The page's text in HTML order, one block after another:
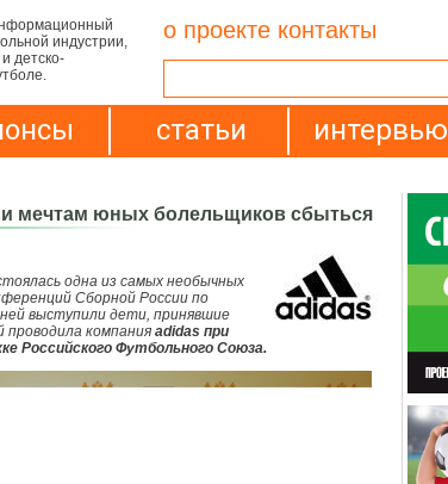
индустрии,
детско-
о проекте контакты
статьи интервью
мечтам юных болельщиков сбыться
одна из самых необычных
Сборной России по
выступили дети, принявшие
проводила компания adidas при
Российского Футбольного Союза.